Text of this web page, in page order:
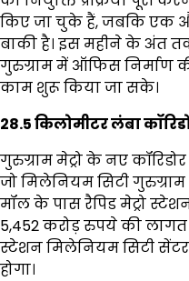
किए जा चुके हैं, जबकि एक
बाकी है। इस महीने के अंत तक
गुरुग्राम में ऑफिस निर्माण
काम शुरू किया जा सके।
28.5 किलोमीटर लंबा
गुरुग्राम मेट्रो के नए
जो मिलेनियम सिटी
मॉल के पास रैपिड मेट्रो
5,452 करोड़ रुपये की लागत
स्टेशन मिलेनियम सिटी
होगा।